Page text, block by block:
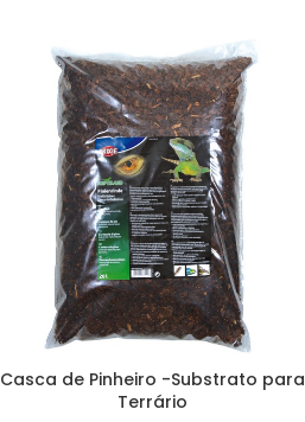
Casca de Pinheiro -Substrato para
Terrário